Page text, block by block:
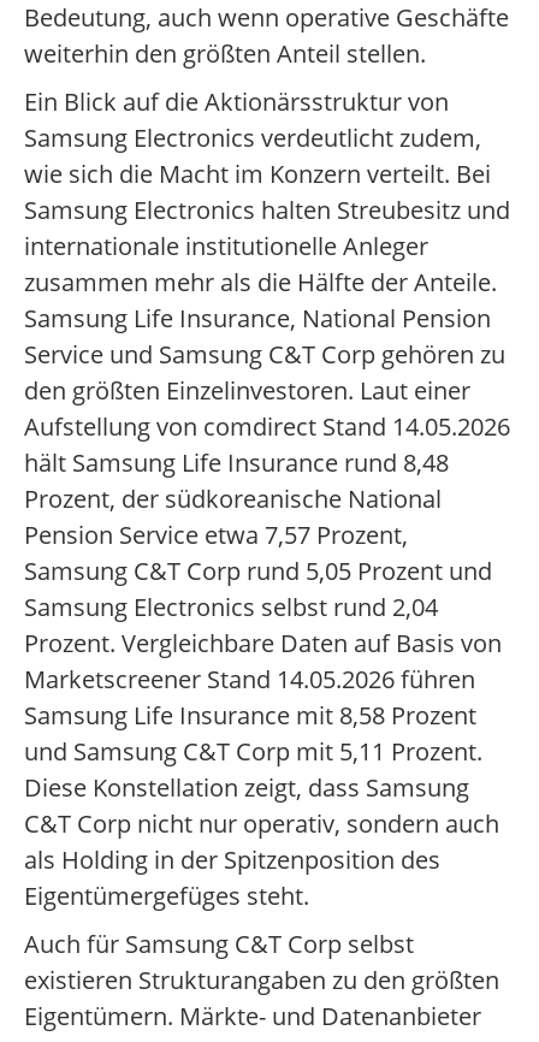
Bedeutung, auch wenn operative Geschäfte
weiterhin den größten Anteil stellen.
Ein Blick auf die Aktionärsstruktur von
Samsung Electronics verdeutlicht zudem,
wie sich die Macht im Konzern verteilt. Bei
Samsung Electronics halten Streubesitz und
internationale institutionelle Anleger
zusammen mehr als die Hälfte der Anteile.
Samsung Life Insurance, National Pension
Service und Samsung C&T Corp gehören zu
den größten Einzelinvestoren. Laut einer
Aufstellung von comdirect Stand 14.05.2026
hält Samsung Life Insurance rund 8,48
Prozent, der südkoreanische National
Pension Service etwa 7,57 Prozent,
Samsung C&T Corp rund 5,05 Prozent und
Samsung Electronics selbst rund 2,04
Prozent. Vergleichbare Daten auf Basis von
Marketscreener Stand 14.05.2026 führen
Samsung Life Insurance mit 8,58 Prozent
und Samsung C&T Corp mit 5,11 Prozent.
Diese Konstellation zeigt, dass Samsung
C&T Corp nicht nur operativ, sondern auch
als Holding in der Spitzenposition des
Eigentümergefüges steht.
Auch für Samsung C&T Corp selbst
existieren Strukturangaben zu den größten
Eigentümern. Märkte- und Datenanbieter